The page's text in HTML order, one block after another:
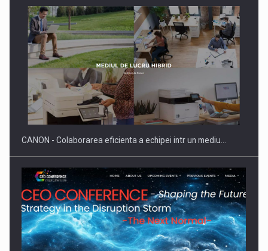
Producatorii si comerciantii care nu se supun noilor
reglementari…
CANON - Colaborarea eficienta a echipei intr un mediu…